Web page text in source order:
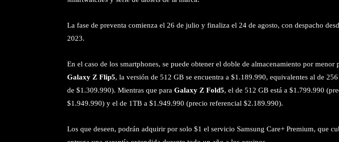
La fase de preventa comienza el 26 de julio y finaliza el 24 de agosto, con despacho
2023.
En el caso de los smartphones, se puede obtener el doble de almacenamiento por menor
Galaxy Z Flip5, la versión de 512 GB se encuentra a $1.189.990, equivalentes al de
de $1.309.990). Mientras que para Galaxy Z Fold5, el de 512 GB está a $1.799.990
$1.949.990) y el de 1TB a $1.949.990 (precio referencial $2.189.990).
Los que deseen, podrán adquirir por solo $1 el servicio Samsung Care+ Premium, que